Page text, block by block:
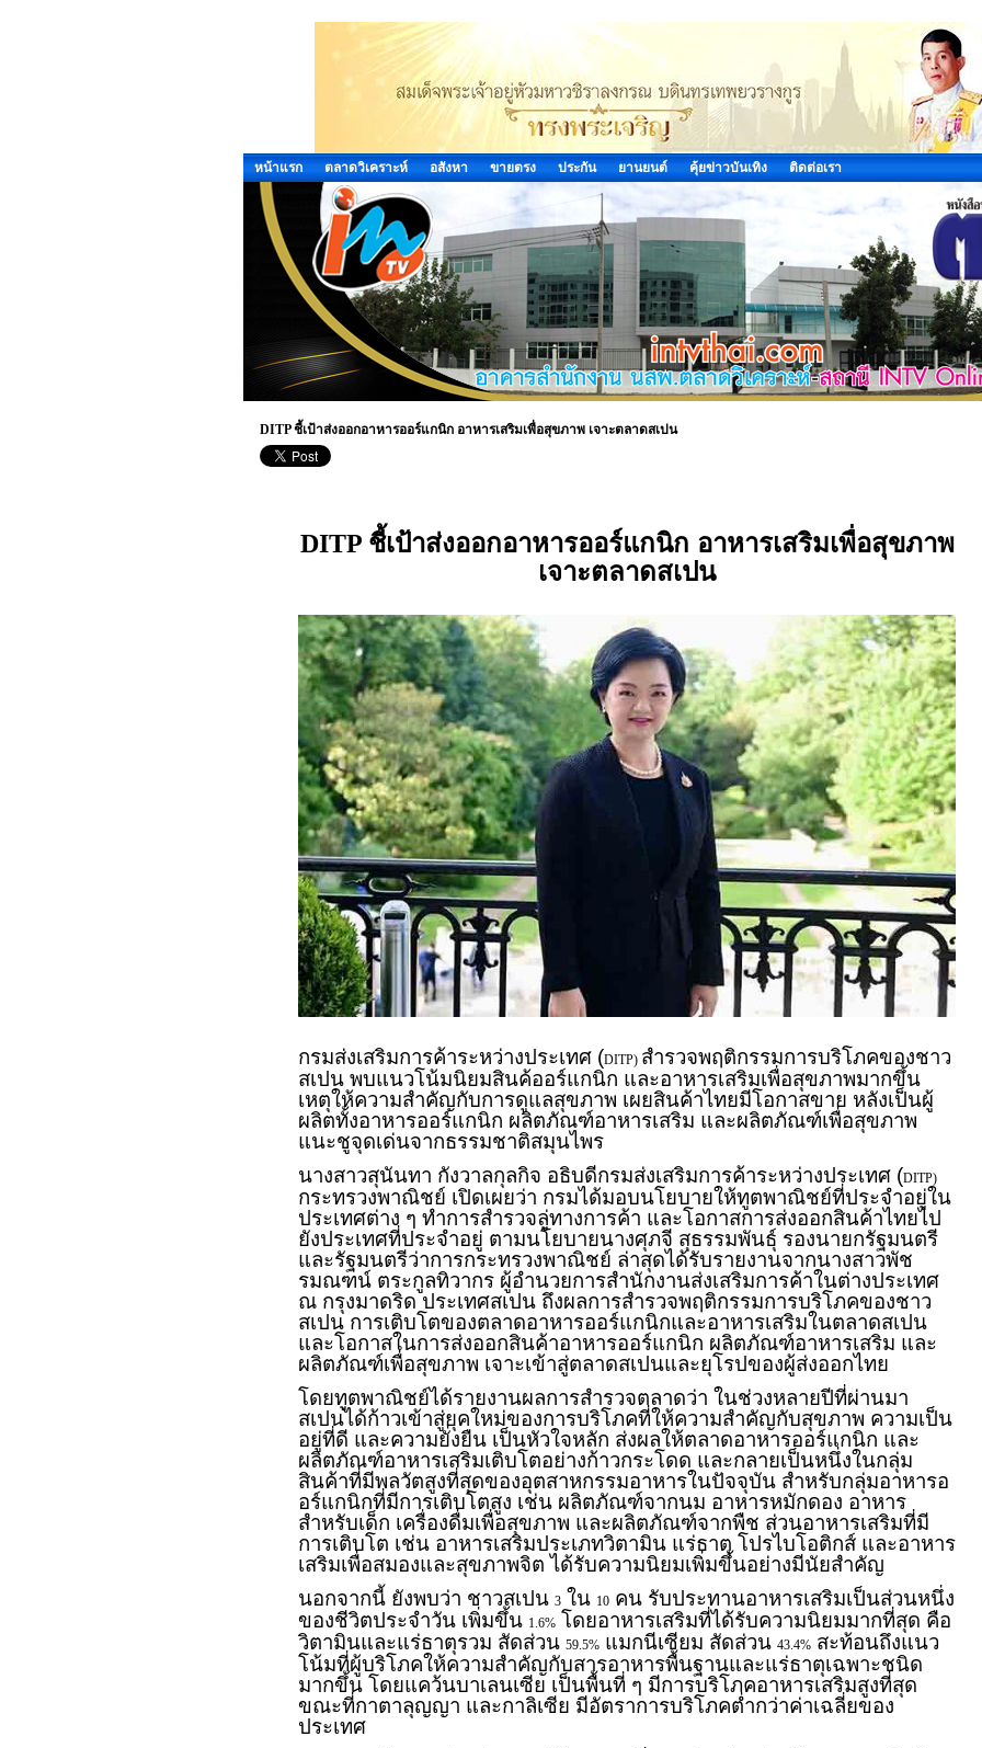
หน้าแรก ตลาดวิเคราะห์ อสังหา ขายตรง ประกัน ยานยนต์ คุ้ยข่าวบันเทิง ติดต่อเรา
DITP ชี้เป้าส่งออกอาหารออร์แกนิก อาหารเสริมเพื่อสุขภาพ เจาะตลาดสเปน
DITP ชี้เป้าส่งออกอาหารออร์แกนิก อาหารเสริมเพื่อสุขภาพ
เจาะตลาดสเปน
กรมส่งเสริมการค้าระหว่างประเทศ (DITP) สำรวจพฤติกรรมการบริโภคของชาว
สเปน พบแนวโน้มนิยมสินค้ออร์แกนิก และอาหารเสริมเพื่อสุขภาพมากขึ้น
เหตุให้ความสำคัญกับการดูแลสุขภาพ เผยสินค้าไทยมีโอกาสขาย หลังเป็นผู้
ผลิตทั้งอาหารออร์แกนิก ผลิตภัณฑ์อาหารเสริม และผลิตภัณฑ์เพื่อสุขภาพ
แนะชูจุดเด่นจากธรรมชาติสมุนไพร
นางสาวสุนันทา กังวาลกุลกิจ อธิบดีกรมส่งเสริมการค้าระหว่างประเทศ (DITP)
กระทรวงพาณิชย์ เปิดเผยว่า กรมได้มอบนโยบายให้ทูตพาณิชย์ที่ประจำอยู่ใน
ประเทศต่าง ๆ ทำการสำรวจลู่ทางการค้า และโอกาสการส่งออกสินค้าไทยไป
ยังประเทศที่ประจำอยู่ ตามนโยบายนางศุภจี สุธรรมพันธุ์ รองนายกรัฐมนตรี
และรัฐมนตรีว่าการกระทรวงพาณิชย์ ล่าสุดได้รับรายงานจากนางสาวพัช
รมณฑน์ ตระกูลทิวากร ผู้อำนวยการสำนักงานส่งเสริมการค้าในต่างประเทศ
ณ กรุงมาดริด ประเทศสเปน ถึงผลการสำรวจพฤติกรรมการบริโภคของชาว
สเปน การเติบโตของตลาดอาหารออร์แกนิกและอาหารเสริมในตลาดสเปน
และโอกาสในการส่งออกสินค้าอาหารออร์แกนิก ผลิตภัณฑ์อาหารเสริม และ
ผลิตภัณฑ์เพื่อสุขภาพ เจาะเข้าสู่ตลาดสเปนและยุโรปของผู้ส่งออกไทย
โดยทูตพาณิชย์ได้รายงานผลการสำรวจตลาดว่า ในช่วงหลายปีที่ผ่านมา
สเปนได้ก้าวเข้าสู่ยุคใหม่ของการบริโภคที่ให้ความสำคัญกับสุขภาพ ความเป็น
อยู่ที่ดี และความยั่งยืน เป็นหัวใจหลัก ส่งผลให้ตลาดอาหารออร์แกนิก และ
ผลิตภัณฑ์อาหารเสริมเติบโตอย่างก้าวกระโดด และกลายเป็นหนึ่งในกลุ่ม
สินค้าที่มีพลวัตสูงที่สุดของอุตสาหกรรมอาหารในปัจจุบัน สำหรับกลุ่มอาหารอ
อร์แกนิกที่มีการเติบโตสูง เช่น ผลิตภัณฑ์จากนม อาหารหมักดอง อาหาร
สำหรับเด็ก เครื่องดื่มเพื่อสุขภาพ และผลิตภัณฑ์จากพืช ส่วนอาหารเสริมที่มี
การเติบโต เช่น อาหารเสริมประเภทวิตามิน แร่ธาตุ โปรไบโอติกส์ และอาหาร
เสริมเพื่อสมองและสุขภาพจิต ได้รับความนิยมเพิ่มขึ้นอย่างมีนัยสำคัญ
นอกจากนี้ ยังพบว่า ชาวสเปน 3 ใน 10 คน รับประทานอาหารเสริมเป็นส่วนหนึ่ง
ของชีวิตประจำวัน เพิ่มขึ้น 1.6% โดยอาหารเสริมที่ได้รับความนิยมมากที่สุด คือ
วิตามินและแร่ธาตุรวม สัดส่วน 59.5% แมกนีเซียม สัดส่วน 43.4% สะท้อนถึงแนว
โน้มที่ผู้บริโภคให้ความสำคัญกับสารอาหารพื้นฐานและแร่ธาตุเฉพาะชนิด
มากขึ้น โดยแคว้นบาเลนเซีย เป็นพื้นที่ ๆ มีการบริโภคอาหารเสริมสูงที่สุด
ขณะที่กาตาลุญญา และกาลิเซีย มีอัตราการบริโภคต่ำกว่าค่าเฉลี่ยของ
ประเทศ